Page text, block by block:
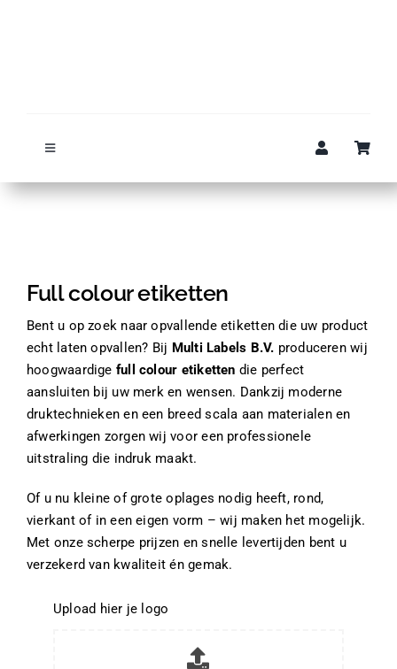
Toggle
Printkoppen
Accessoires
Full colour etiketten
Bent u op zoek naar opvallende etiketten die uw product
echt laten opvallen? Bij Multi Labels B.V. produceren wij
hoogwaardige full colour etiketten die perfect
aansluiten bij uw merk en wensen. Dankzij moderne
druktechnieken en een breed scala aan materialen en
afwerkingen zorgen wij voor een professionele
uitstraling die indruk maakt.
Of u nu kleine of grote oplages nodig heeft, rond,
vierkant of in een eigen vorm – wij maken het mogelijk.
Met onze scherpe prijzen en snelle levertijden bent u
verzekerd van kwaliteit én gemak.
Upload hier je logo